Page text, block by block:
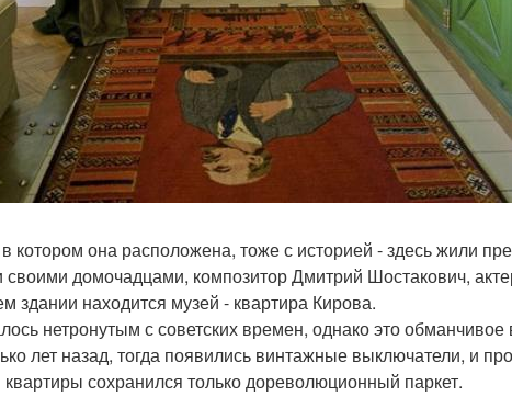
котором она расположена, тоже с историей - здесь жили
своими домочадцами, композитор Дмитрий Шостакович,
здании находится музей - квартира Кирова.
нетронутым с советских времен, однако это
лет назад, тогда появились винтажные выключатели, и
сохранился только дореволюционный паркет.